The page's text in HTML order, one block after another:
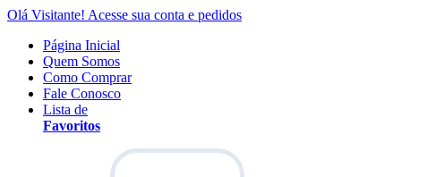
Olá Visitante! Acesse sua conta e pedidos
Página Inicial
Quem Somos
Como Comprar
Fale Conosco
Lista de
Favoritos